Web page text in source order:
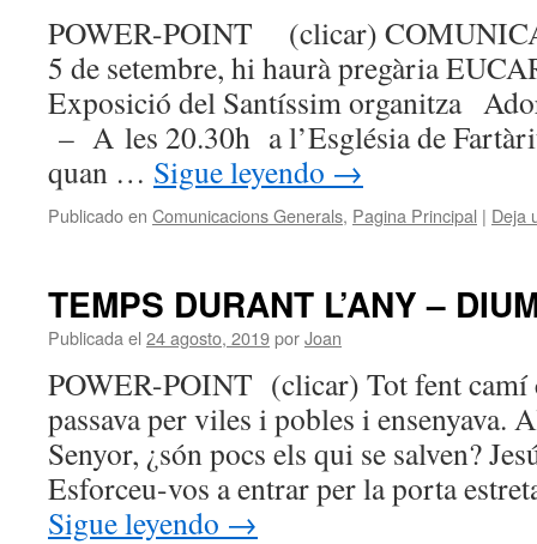
POWER-POINT (clicar)
5 de setembre, hi haurà pregària
Exposició del Santíssim
– A les 20.30h a l’Església de
quan … Sigue leyendo →
Publicado en Comunicacions Generals, Pagina Principal | Deja
TEMPS DURANT L’ANY –
Publicada el 24 agosto, 2019porJoan
POWER-POINT (clicar) Tot fent camí
passava per viles i pobles i ensenyava.
Senyor, ¿són pocs els qui se salven?
Esforceu-vos a entrar per la porta
Sigue leyendo →